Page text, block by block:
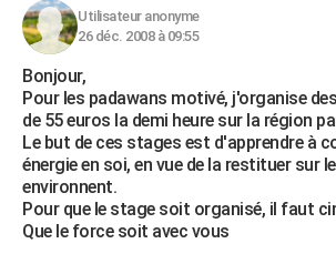
Utilisateur anonyme
26 déc. 2008 à 09:55
Bonjour,
Pour les padawans motivé, j'organise
de 55 euros la demi heure sur la région
Le but de ces stages est d'apprendre à
énergie en soi, en vue de la restituer sur
environnent.
Pour que le stage soit organisé, il faut
Que le force soit avec vous